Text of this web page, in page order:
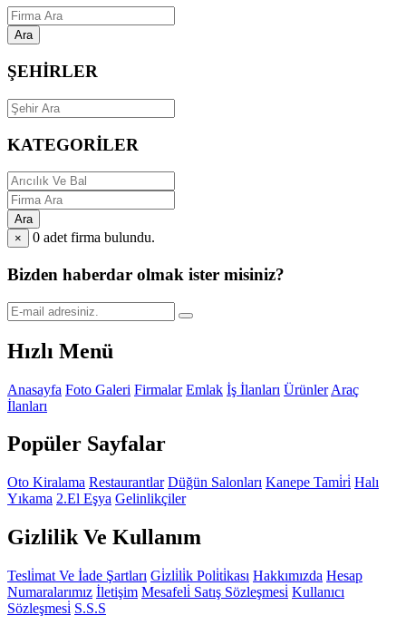
Ara
ŞEHİRLER
KATEGORİLER
Ara
×
0 adet firma bulundu.
Bizden haberdar olmak ister misiniz?
Hızlı Menü
Anasayfa Foto Galeri Firmalar Emlak İş İlanları Ürünler Araç
İlanları
Popüler Sayfalar
Oto Kiralama Restaurantlar Düğün Salonları Kanepe Tami̇ri̇ Halı
Yıkama 2.El Eşya Gelinlikçiler
Gizlilik Ve Kullanım
Tesli̇mat Ve İade Şartları Gi̇zli̇li̇k Poli̇ti̇kası Hakkımızda Hesap
Numaralarımız İletişim Mesafeli̇ Satış Sözleşmesi̇ Kullanıcı
Sözleşmesi̇ S.S.S